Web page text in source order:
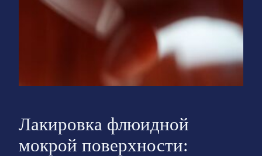
Лакировка флюидной
мокрой поверхности: